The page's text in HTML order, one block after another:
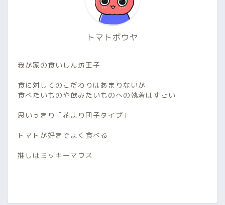
トマトボウヤ
我が家の食いしん坊王子
食に対してのこだわりはあまりないが
食べたいものや飲みたいものへの執着はすごい
思いっきり「花より団子タイプ」
トマトが好きでよく食べる
推しはミッキーマウス